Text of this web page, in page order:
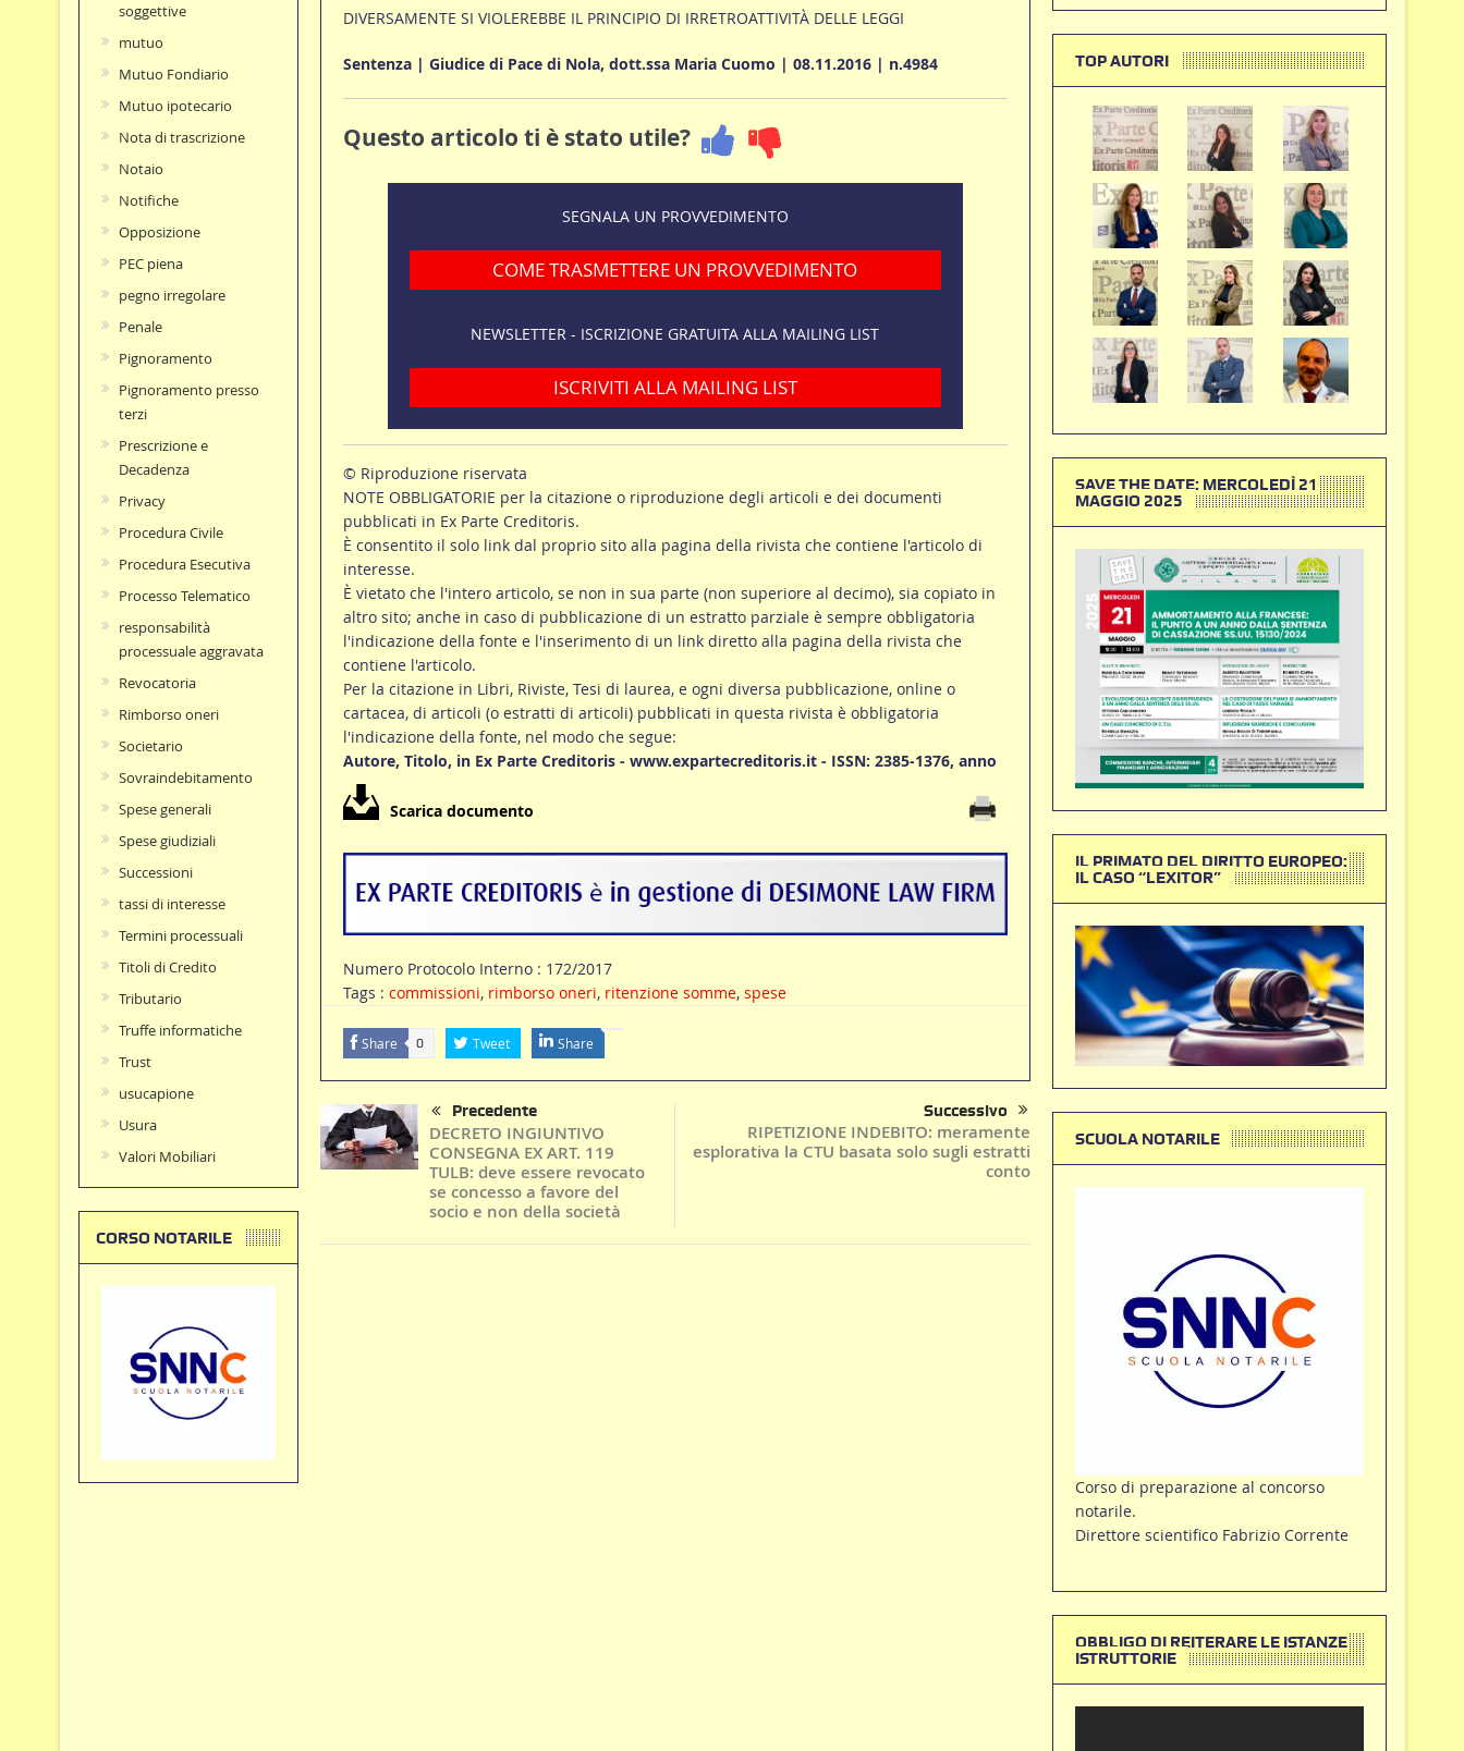
DIVERSAMENTE SI VIOLEREBBE IL PRINCIPIO DI IRRETROATTIVITÀ DELLE LEGGI
Sentenza | Giudice di Pace di Nola, dott.ssa Maria Cuomo | 08.11.2016 | n.4984
Questo articolo ti è stato utile?
SEGNALA UN PROVVEDIMENTO
COME TRASMETTERE UN PROVVEDIMENTO
NEWSLETTER - ISCRIZIONE GRATUITA ALLA MAILING LIST
ISCRIVITI ALLA MAILING LIST
© Riproduzione riservata
NOTE OBBLIGATORIE per la citazione o riproduzione degli articoli e dei documenti
pubblicati in Ex Parte Creditoris.
È consentito il solo link dal proprio sito alla pagina della rivista che contiene l'articolo di
interesse.
È vietato che l'intero articolo, se non in sua parte (non superiore al decimo), sia copiato in
altro sito; anche in caso di pubblicazione di un estratto parziale è sempre obbligatoria
l'indicazione della fonte e l'inserimento di un link diretto alla pagina della rivista che
contiene l'articolo.
Per la citazione in Libri, Riviste, Tesi di laurea, e ogni diversa pubblicazione, online o
cartacea, di articoli (o estratti di articoli) pubblicati in questa rivista è obbligatoria
l'indicazione della fonte, nel modo che segue:
Autore, Titolo, in Ex Parte Creditoris - www.expartecreditoris.it - ISSN: 2385-1376, anno
Scarica documento
Numero Protocolo Interno : 172/2017
Tags : commissioni, rimborso oneri, ritenzione somme, spese
Share 0 Tweet Share
Precedente
DECRETO INGIUNTIVO
CONSEGNA EX ART. 119
TULB: deve essere revocato
se concesso a favore del
socio e non della società
Successivo
RIPETIZIONE INDEBITO: meramente
esplorativa la CTU basata solo sugli estratti
conto
soggettive
mutuo
Mutuo Fondiario
Mutuo ipotecario
Nota di trascrizione
Notaio
Notifiche
Opposizione
PEC piena
pegno irregolare
Penale
Pignoramento
Pignoramento presso
terzi
Prescrizione e
Decadenza
Privacy
Procedura Civile
Procedura Esecutiva
Processo Telematico
responsabilità
processuale aggravata
Revocatoria
Rimborso oneri
Societario
Sovraindebitamento
Spese generali
Spese giudiziali
Successioni
tassi di interesse
Termini processuali
Titoli di Credito
Tributario
Truffe informatiche
Trust
usucapione
Usura
Valori Mobiliari
CORSO NOTARILE
TOP AUTORI
SAVE THE DATE: MERCOLEDÌ 21
MAGGIO 2025
IL PRIMATO DEL DIRITTO EUROPEO:
IL CASO “LEXITOR”
SCUOLA NOTARILE
Corso di preparazione al concorso
notarile.
Direttore scientifico Fabrizio Corrente
OBBLIGO DI REITERARE LE ISTANZE
ISTRUTTORIE